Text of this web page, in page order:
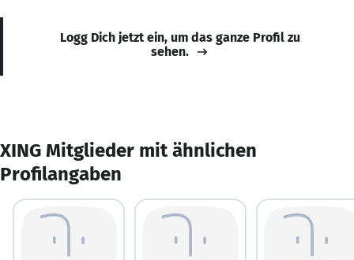
Logg Dich jetzt ein, um das ganze Profil zu
sehen.
XING Mitglieder mit ähnlichen
Profilangaben